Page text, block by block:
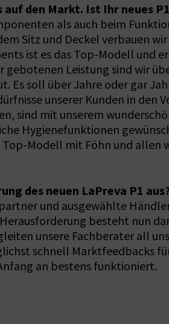
den Markt. Ist Ihr neues
als auch beim
Sitz und Deckel verbauen
ist es das Top-Modell
Leistung sind wir
Es soll über Jahre oder gar
unserer Kunden in
sind mit unserem
Hygienefunktionen
Modell mit Föhn und allen
des neuen LaPreva P1
und ausgewählte
besteht nun
unsere Fachberater all
schnell Marktfeedbacks
an bestens funktioniert.